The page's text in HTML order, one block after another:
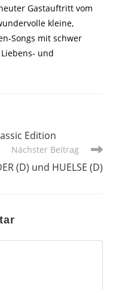
Gastauftritt vom
kleine,
Songs mit schwer
und
Edition
Nächster Beitrag
(D) und HUELSE (D)